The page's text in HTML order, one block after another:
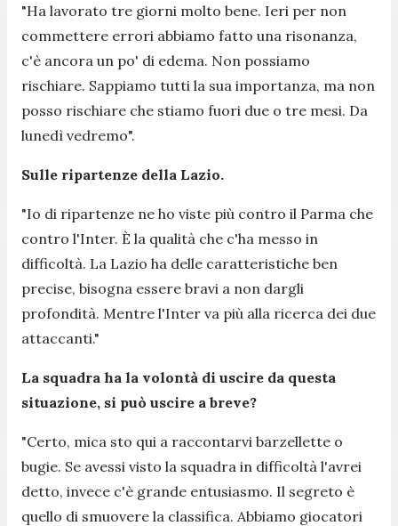
"Ha lavorato tre giorni molto bene. Ieri per non
commettere errori abbiamo fatto una risonanza,
c'è ancora un po' di edema. Non possiamo
rischiare. Sappiamo tutti la sua importanza, ma non
posso rischiare che stiamo fuori due o tre mesi. Da
lunedì vedremo".
Sulle ripartenze della Lazio.
"Io di ripartenze ne ho viste più contro il Parma che
contro l'Inter. È la qualità che c'ha messo in
difficoltà. La Lazio ha delle caratteristiche ben
precise, bisogna essere bravi a non dargli
profondità. Mentre l'Inter va più alla ricerca dei due
attaccanti."
La squadra ha la volontà di uscire da questa
situazione, si può uscire a breve?
"Certo, mica sto qui a raccontarvi barzellette o
bugie. Se avessi visto la squadra in difficoltà l'avrei
detto, invece c'è grande entusiasmo. Il segreto è
quello di smuovere la classifica. Abbiamo giocatori